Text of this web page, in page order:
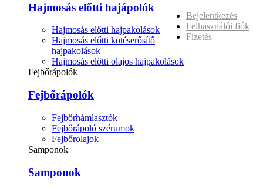
Bejelentkezés
Felhasználói fiók
Fizetés
Hajmosás előtti hajápolók
Hajmosás előtti hajpakolások
Hajmosás előtti kötéserősítő
hajpakolások
Hajmosás előtti olajos hajpakolások
Fejbőrápolók
Fejbőrápolók
Fejbőrhámlasztók
Fejbőrápoló szérumok
Fejbőrolajok
Samponok
Samponok